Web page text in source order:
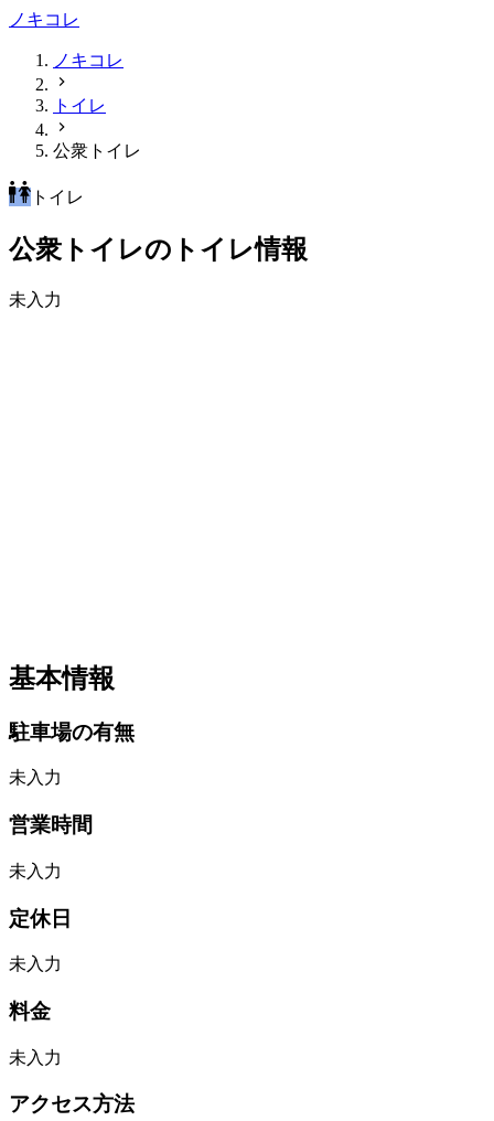
ノキコレ
ノキコレ
トイレ
公衆トイレ
トイレ
公衆トイレのトイレ情報
未入力
基本情報
駐車場の有無
未入力
営業時間
未入力
定休日
未入力
料金
未入力
アクセス方法